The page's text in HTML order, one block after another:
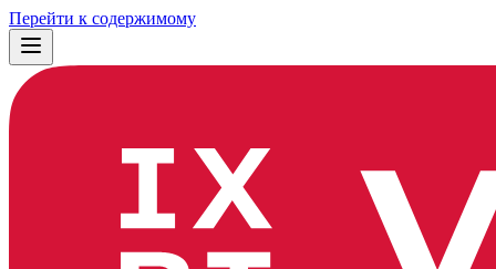
Перейти к содержимому